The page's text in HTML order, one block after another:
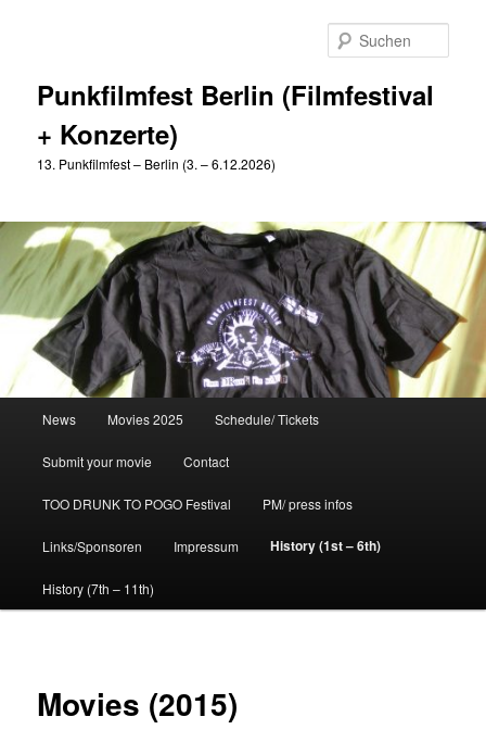
Punkfilmfest Berlin (Filmfestival
+ Konzerte)
13. Punkfilmfest – Berlin (3. – 6.12.2026)
News Movies 2025 Schedule/ Tickets
Submit your movie Contact
TOO DRUNK TO POGO Festival PM/ press infos
Links/Sponsoren Impressum History (1st – 6th)
History (7th – 11th)
Movies (2015)